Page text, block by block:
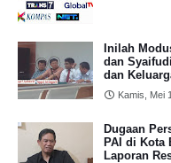
Inilah
dan
dan
Kamis, Mei
Dugaan
PAI di Kota
Laporan